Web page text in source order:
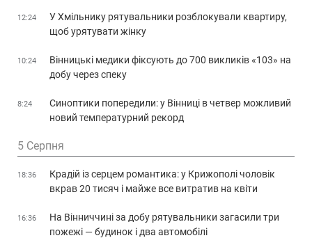
12:24
У Хмільнику рятувальники розблокували квартиру,
щоб урятувати жінку
10:24
Вінницькі медики фіксують до 700 викликів «103» на
добу через спеку
8:24
Синоптики попередили: у Вінниці в четвер можливий
новий температурний рекорд
5 Серпня
18:36
Крадій із серцем романтика: у Крижополі чоловік
вкрав 20 тисяч і майже все витратив на квіти
16:36
На Вінниччині за добу рятувальники загасили три
пожежі — будинок і два автомобілі